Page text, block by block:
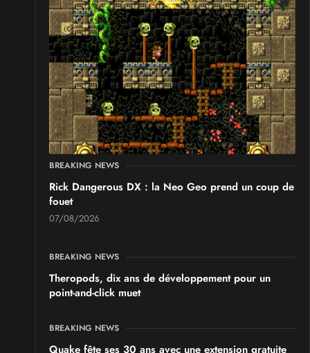
BREAKING NEWS
Rick Dangerous DX : la Neo Geo prend un coup de
fouet
07/08/2026
BREAKING NEWS
Theropods, dix ans de développement pour un
point-and-click muet
BREAKING NEWS
Quake fête ses 30 ans avec une extension gratuite